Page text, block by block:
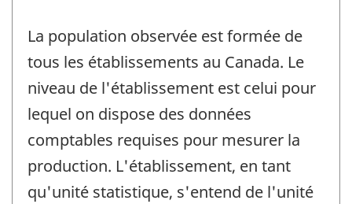
La population observée est formée de
tous les établissements au Canada. Le
niveau de l'établissement est celui pour
lequel on dispose des données
comptables requises pour mesurer la
production. L'établissement, en tant
qu'unité statistique, s'entend de l'unité